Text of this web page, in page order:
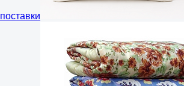
поставки